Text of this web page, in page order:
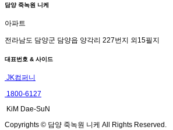
담양 죽녹원 니케
아파트
전라남도 담양군 담양읍 양각리 227번지 외15필지
대표번호 & 사이드
JK컴퍼니
1800-6127
KiM Dae-SuN
Copyrights © 담양 죽녹원 니케 All Rights Reserved.